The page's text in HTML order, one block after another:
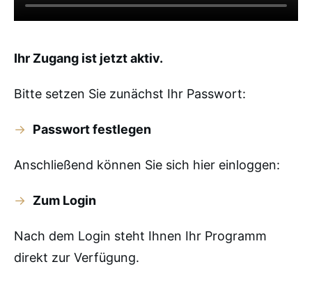
Ihr Zugang ist jetzt aktiv.
Bitte setzen Sie zunächst Ihr Passwort:
→ Passwort festlegen
Anschließend können Sie sich hier einloggen:
→ Zum Login
Nach dem Login steht Ihnen Ihr Programm
direkt zur Verfügung.